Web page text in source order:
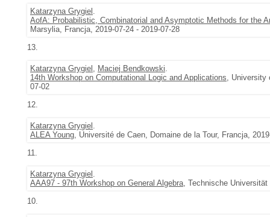
Katarzyna Grygiel .
AofA: Probabilistic, Combinatorial and Asymptotic Methods for the
Marsylia, Francja, 2019-07-24 - 2019-07-28
13.
Katarzyna Grygiel , Maciej Bendkowski.
14th Workshop on Computational Logic and Applications, University
07-02
12.
Katarzyna Grygiel .
ALEA Young, Université de Caen, Domaine de la Tour, Francja,
11.
Katarzyna Grygiel .
AAA97 - 97th Workshop on General Algebra, Technische Universität
10.